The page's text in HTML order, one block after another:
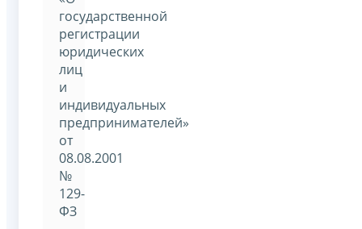
государственной
регистрации
юридических
лиц
и
индивидуальных
предпринимателей»
от
08.08.2001
№
129-
ФЗ